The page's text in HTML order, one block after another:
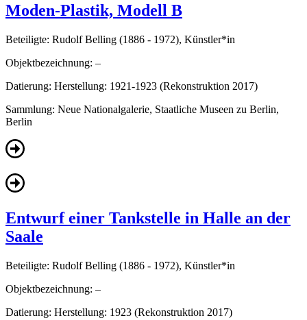
Moden-Plastik, Modell B
Beteiligte: Rudolf Belling (1886 - 1972), Künstler*in
Objektbezeichnung: –
Datierung: Herstellung: 1921-1923 (Rekonstruktion 2017)
Sammlung: Neue Nationalgalerie, Staatliche Museen zu Berlin,
Berlin
Entwurf einer Tankstelle in Halle an der
Saale
Beteiligte: Rudolf Belling (1886 - 1972), Künstler*in
Objektbezeichnung: –
Datierung: Herstellung: 1923 (Rekonstruktion 2017)